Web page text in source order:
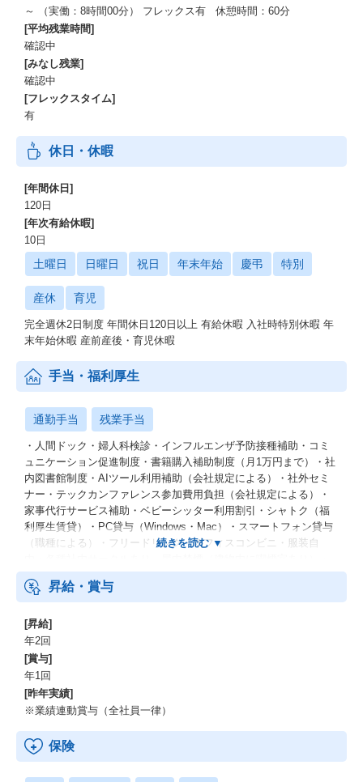
～ （実働：8時間00分） フレックス有 休憩時間：60分
[平均残業時間]
確認中
[みなし残業]
確認中
[フレックスタイム]
有
休日・休暇
[年間休日]
120日
[年次有給休暇]
10日
土曜日 日曜日 祝日 年末年始 慶弔 特別
産休 育児
完全週休2日制度 年間休日120日以上 有給休暇 入社時特別休暇 年
末年始休暇 産前産後・育児休暇
手当・福利厚生
通勤手当 残業手当
・人間ドック・婦人科検診・インフルエンザ予防接種補助・コミ
ュニケーション促進制度・書籍購入補助制度（月1万円まで）・社
内図書館制度・AIツール利用補助（会社規定による）・社外セミ
ナー・テックカンファレンス参加費用負担（会社規定による）・
家事代行サービス補助・ベビーシッター利用割引・シャトク（福
利厚生賃貸）・PC貸与（Windows・Mac）・スマートフォン貸与
（職種による）・フリードリンク・オフィスコンビニ・服装自
ストックオプション・副業可・リファラル制度
昇給・賞与
[昇給]
年2回
[賞与]
年1回
[昨年実績]
※業績連動賞与（全社員一律）
保険